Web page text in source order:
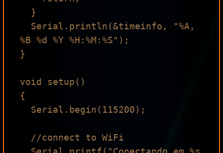
%B %d %Y %H:%M:%S");
}
void setup()
{